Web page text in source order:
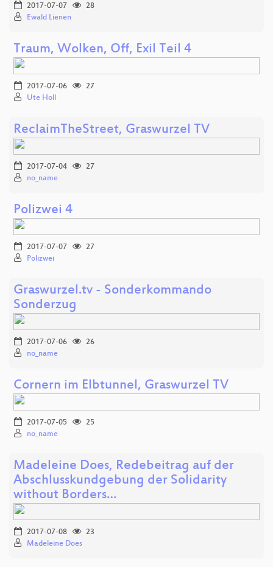
2017-07-07
28
Ewald Lienen
Traum, Wolken, Off, Exil Teil 4
2017-07-06
27
Ute Holl
ReclaimTheStreet, Graswurzel TV
2017-07-04
27
no_name
Polizwei 4
2017-07-07
27
Polizwei
Graswurzel.tv - Sonderkommando
Sonderzug
2017-07-06
26
no_name
Cornern im Elbtunnel, Graswurzel TV
2017-07-05
25
no_name
Madeleine Does, Redebeitrag auf der
Abschlusskundgebung der Solidarity
without Borders…
2017-07-08
23
Madeleine Does